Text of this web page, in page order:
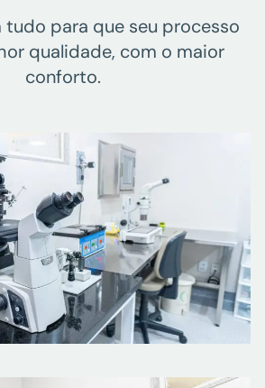
tudo para que seu processo
qualidade, com o maior
conforto.